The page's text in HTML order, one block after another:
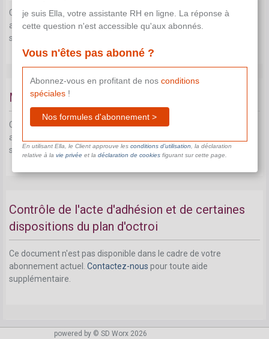
Ce document n'est pas disponible dans le cadre de votre
abonnement actuel.Contactez-nouspour toute aide
supplémentaire.
Mentions obligatoires du plan d'octroi
Ce document n'est pas disponible dans le cadre de votre
abonnement actuel.
supplémentaire.
Contrôle de l'acte d'adhésion et de certaines
dispositions du plan d'octroi
Ce document n'est pas disponible dans le cadre de votre
abonnement actuel. Contactez-nous pour toute aide
supplémentaire.
powered by © SD Worx 2026
je suis Ella, votre assistante RH en ligne. La réponse à
cette question n'est accessible qu'aux abonnés.
Vous n'êtes pas abonné ?
Abonnez-vous en profitant de nos conditions
spéciales!
Nos formules d'abonnement >
En utilisant Ella, le Client approuve les conditions d’utilisation , la déclaration
relative à la vie privéeet la déclaration de cookiesfigurant sur cette page.